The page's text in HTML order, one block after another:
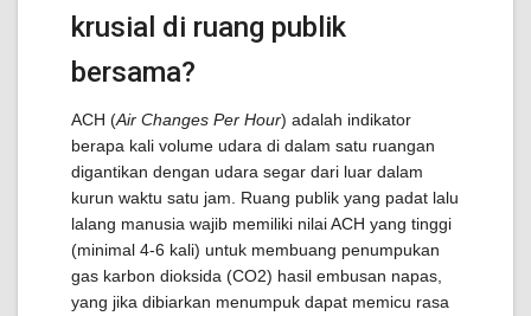
krusial di ruang publik
bersama?
ACH (Air Changes Per Hour) adalah indikator
berapa kali volume udara di dalam satu ruangan
digantikan dengan udara segar dari luar dalam
kurun waktu satu jam. Ruang publik yang padat lalu
lalang manusia wajib memiliki nilai ACH yang tinggi
(minimal 4-6 kali) untuk membuang penumpukan
gas karbon dioksida (CO2) hasil embusan napas,
yang jika dibiarkan menumpuk dapat memicu rasa